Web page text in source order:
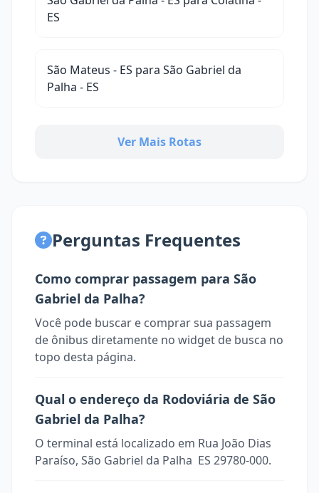
ES
São Mateus - ES para São Gabriel da
Palha - ES
Ver Mais Rotas
Perguntas Frequentes
Como comprar passagem para São
Gabriel da Palha?
Você pode buscar e comprar sua passagem
de ônibus diretamente no widget de busca no
topo desta página.
Qual o endereço da Rodoviária de São
Gabriel da Palha?
O terminal está localizado em Rua João Dias 
Paraíso, São Gabriel da Palha  ES 29780-000.